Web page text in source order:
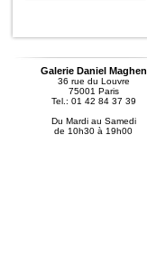
Galerie Daniel Maghen
36 rue du Louvre
75001 Paris
Tel.: 01 42 84 37 39
Du Mardi au Samedi
de 10h30 à 19h00